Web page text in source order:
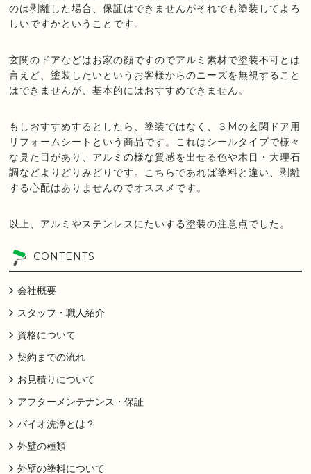
のは剥離した場合、保証はできませんがそれでも塗装してよろ
しいですかということです。
玄関のドアなどはお家の顔ですのでアルミ素材で塗装不可とは
言えど、塗装したいというお客様からのニーズを無視すること
はできませんが、基本的にはおすすめできません。
もしおすすめするとしたら、塗装ではなく、３Mの玄関ドア用
リフォームシートという商品です。これはシールタイプで様々
な見た目があり、アルミの様な質感を出せる色や木目・大理石
調などよりどりみどりです。こちらであれば塗料と違い、剥離
する心配はありませんのでオススメです。
以上、アルミやステンレスにたいする塗装の注意点でした。
CONTENTS
会社概要
スタッフ・職人紹介
資格について
契約までの流れ
お見積りについて
アフターメンテナンス・保証
バイオ洗浄とは？
外壁の種類
外壁の塗料について